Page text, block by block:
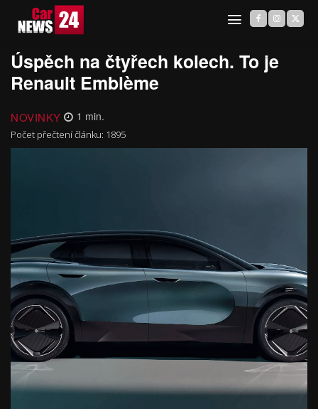
Úspěch na čtyřech kolech. To je
Renault Emblème
NOVINKY 1 min.
Počet přečtení článku: 1895